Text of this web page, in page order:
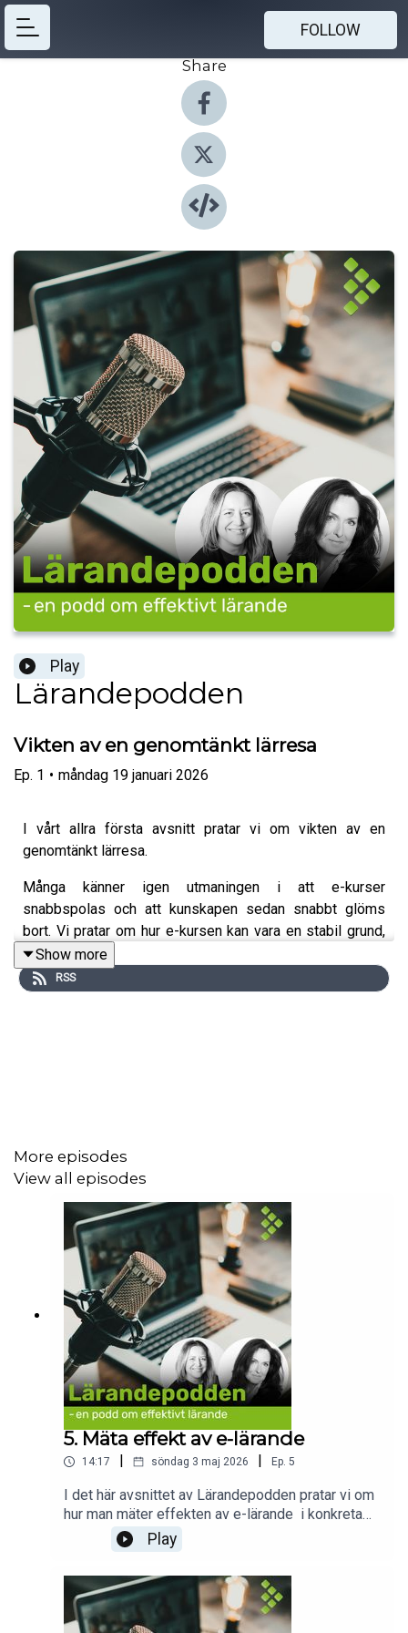
FOLLOW
Share
Play
Lärandepodden
Vikten av en genomtänkt lärresa
Ep. 1 • måndag 19 januari 2026
I vårt allra första avsnitt pratar vi om vikten av en
genomtänkt lärresa.
Många känner igen utmaningen i att e-kurser
snabbspolas och att kunskapen sedan snabbt glöms
bort. Vi pratar om hur e-kursen kan vara en stabil grund,
men där reflektion, dialog och repetition gör kunskap till
faktisk kompetens i vardagen. Med ett konkret
kundexempel berättar vi hur ett blandat lärande kan
Show more
RSS
More episodes
View all episodes
5. Mäta effekt av e-lärande
14:17 söndag 3 maj 2026 Ep. 5
I det här avsnittet av Lärandepodden pratar vi om
hur man mäter effekten av e-lärande i konkreta
resultat.Vi lyfter vikten av att konkretisera
målbilden för att kunna följa upp och mäta
resultat. När målen är tydliga blir det också lättare
att välja rätt sätt att följa upp, både för individen
och organisationen. Vi diskuterar skillnaden
mellan att mäta deltagande i ett LMS och att
Play